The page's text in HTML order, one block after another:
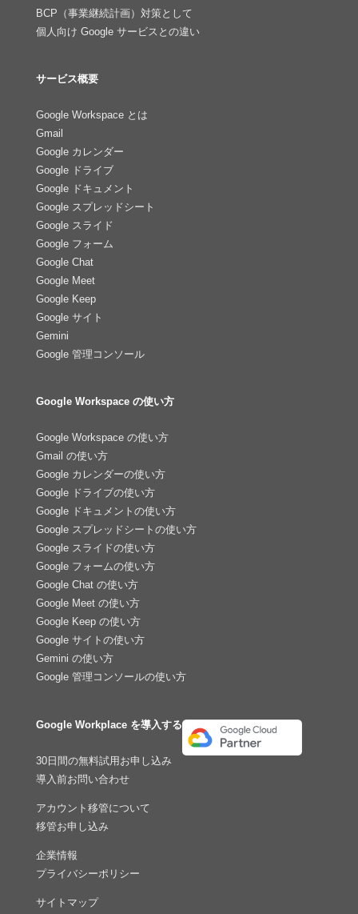
BCP（事業継続計画）対策として
個人向け Google サービスとの違い
サービス概要
Google Workspace とは
Gmail
Google カレンダー
Google ドライブ
Google ドキュメント
Google スプレッドシート
Google スライド
Google フォーム
Google Chat
Google Meet
Google Keep
Google サイト
Gemini
Google 管理コンソール
Google Workspace の使い方
Google Workspace の使い方
Gmail の使い方
Google カレンダーの使い方
Google ドライブの使い方
Google ドキュメントの使い方
Google スプレッドシートの使い方
Google スライドの使い方
Google フォームの使い方
Google Chat の使い方
Google Meet の使い方
Google Keep の使い方
Google サイトの使い方
Gemini の使い方
Google 管理コンソールの使い方
Google Workplace を導入する
30日間の無料試用お申し込み
導入前お問い合わせ
アカウント移管について
移管お申し込み
企業情報
プライバシーポリシー
サイトマップ